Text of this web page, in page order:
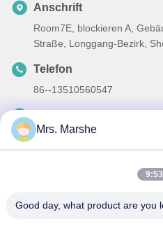
Anschrift
Room7E, blockieren A,
Straße, Longgang-Bezirk,
Telefon
86--13510560547
sales@sunshineopto.com
Datenschutzrichtlinie Sitemap
Mrs. Marshe
Good day, what product are you